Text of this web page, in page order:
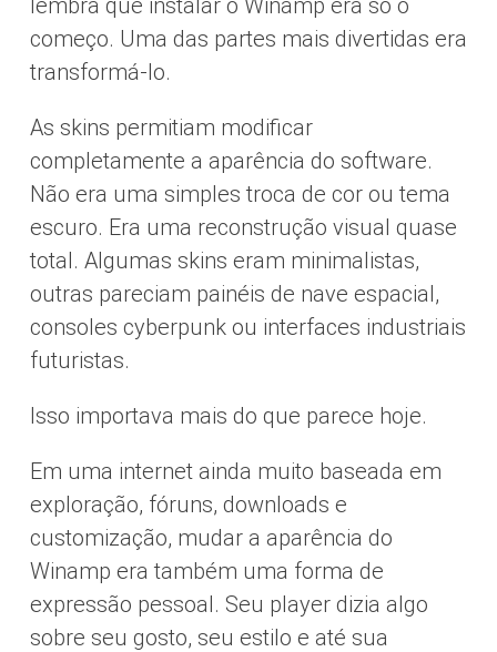
começo. Uma das partes mais divertidas era
transformá-lo.
As skins permitiam modificar
completamente a aparência do software.
Não era uma simples troca de cor ou tema
escuro. Era uma reconstrução visual quase
total. Algumas skins eram minimalistas,
outras pareciam painéis de nave espacial,
consoles cyberpunk ou interfaces industriais
futuristas.
Isso importava mais do que parece hoje.
Em uma internet ainda muito baseada em
exploração, fóruns, downloads e
customização, mudar a aparência do
Winamp era também uma forma de
expressão pessoal. Seu player dizia algo
sobre seu gosto, seu estilo e até sua